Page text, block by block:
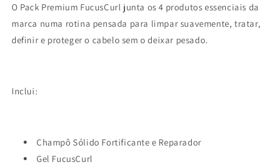
O Pack Premium FucusCurl junta os 4 produtos essenciais da
marca numa rotina pensada para limpar suavemente, tratar,
definir e proteger o cabelo sem o deixar pesado.
Inclui:
Champô Sólido Fortificante e Reparador
Gel FucusCurl